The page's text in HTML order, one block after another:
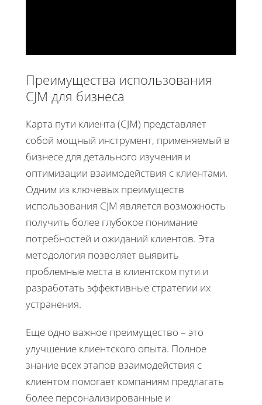
Преимущества использования
CJM для бизнеса
Карта пути клиента (CJM) представляет
собой мощный инструмент, применяемый в
бизнесе для детального изучения и
оптимизации взаимодействия с клиентами.
Одним из ключевых преимуществ
использования CJM является возможность
получить более глубокое понимание
потребностей и ожиданий клиентов. Эта
методология позволяет выявить
проблемные места в клиентском пути и
разработать эффективные стратегии их
устранения.
Еще одно важное преимущество – это
улучшение клиентского опыта. Полное
знание всех этапов взаимодействия с
клиентом помогает компаниям предлагать
более персонализированные и